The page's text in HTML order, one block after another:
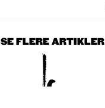
SE FLERE ARTIKLER